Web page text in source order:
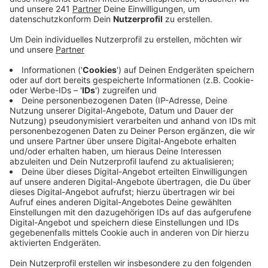
Todesursache ist noch nichts bekannt. Der
Todesfall hat Auswirkungen auf die Wahl am
Sonntag. Der selbständige EDV-Experte war im
Wahlbezirk 1 Bergbuir, Bleibuir, Bescheid u.a.
aufgestellt. Die Stadt Mechernich hat mitgeteilt,
dass die Ratswahl für diesen Bezirk abgesagt ist.
Eine Nachwahl findet am 27. September statt.
Briefwähler erhalten unaufgefordert einen neuen
Wahlschein mit den Briefwahluterlagen
zugeschickt. Das betrifft allerdings jeweils nur die
Wahl für den Mechernicher Rat. Die Wahlen für
Landrat, Bürgermeister und Kreistag finden auch
in diesem Wahlbezirk wie geplant am kommenden
Sonntag statt.
Unterdessen hat die SPD Mechernich alle
Wahlkampftermine abgesagt. Als neue Kandidatin
für den Wahlbezirk soll die 18-jährige Meriel
Hoffmann ins Rennen gehen.